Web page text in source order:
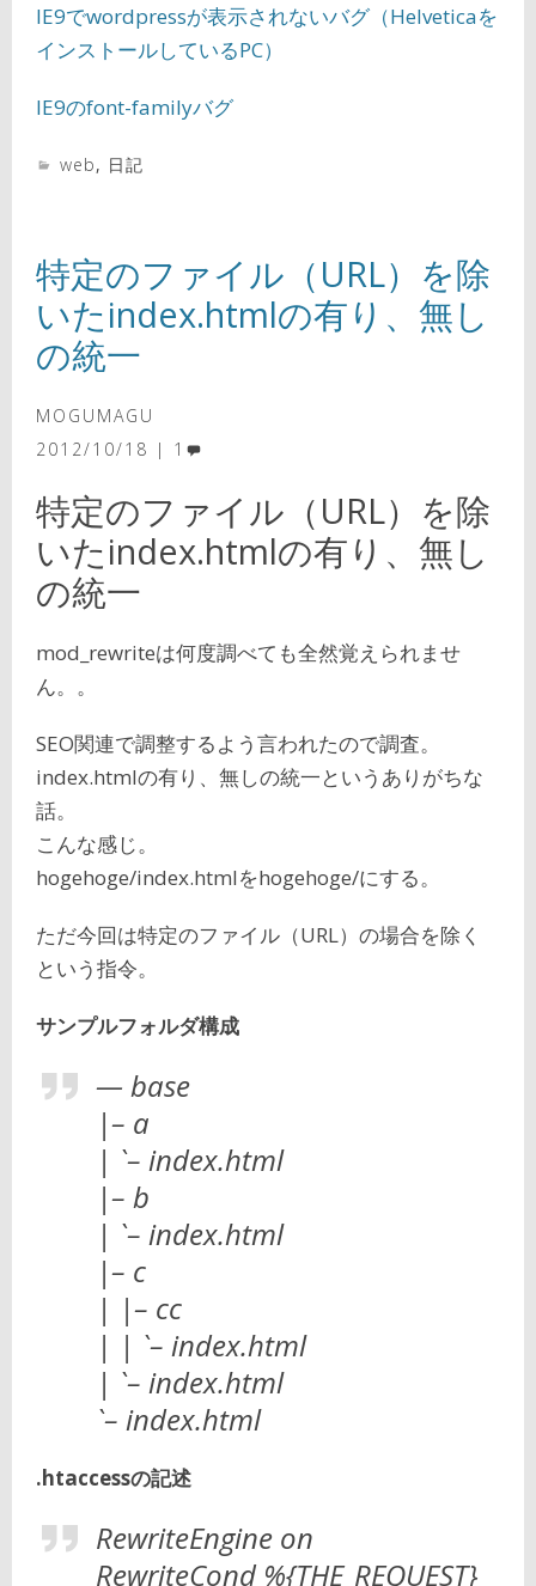
IE9でwordpressが表示されないバグ（Helveticaを
インストールしているPC）
IE9のfont-familyバグ
web, 日記
特定のファイル（URL）を除
いたindex.htmlの有り、無し
の統一
MOGUMAGU
2012/10/18
1
特定のファイル（URL）を除
いたindex.htmlの有り、無し
の統一
mod_rewriteは何度調べても全然覚えられませ
ん。。
SEO関連で調整するよう言われたので調査。
index.htmlの有り、無しの統一というありがちな
話。
こんな感じ。
hogehoge/index.htmlをhogehoge/にする。
ただ今回は特定のファイル（URL）の場合を除く
という指令。
サンプルフォルダ構成
— base
|– a
| `– index.html
|– b
| `– index.html
|– c
| |– cc
| | `– index.html
| `– index.html
`– index.html
.htaccessの記述
RewriteEngine on
RewriteCond %{THE_REQUEST}